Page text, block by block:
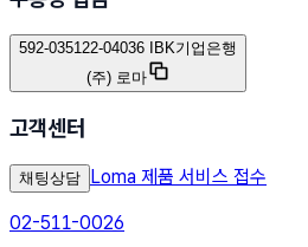
592-035122-04036 IBK기업은행
(주) 로마
고객센터
채팅상담 Loma 제품 서비스 접수
02-511-0026